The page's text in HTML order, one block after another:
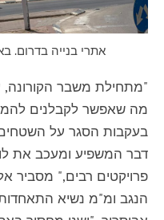
אתרי בנייה בדרום.
"מתחילת משבר הקורונה,
מה שאפשר לקבלנים
בעקבות הסגר על
דבר המשפיע ומעכב את
פרויקטים רבים," מסביר
הנגב ומ"מ נשיא